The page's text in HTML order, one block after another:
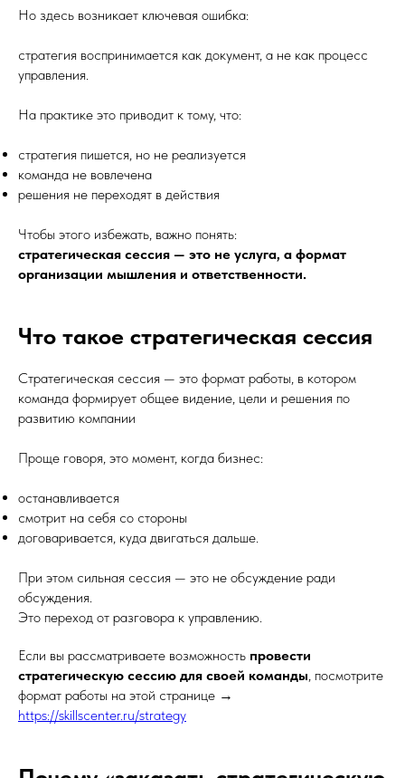
Но здесь возникает ключевая ошибка:
стратегия воспринимается как документ, а не как процесс
управления.
На практике это приводит к тому, что:
стратегия пишется, но не реализуется
команда не вовлечена
решения не переходят в действия
Чтобы этого избежать, важно понять:
стратегическая сессия — это не услуга, а формат
организации мышления и ответственности.
Что такое стратегическая сессия
Стратегическая сессия — это формат работы, в котором
команда формирует общее видение, цели и решения по
развитию компании
Проще говоря, это момент, когда бизнес:
останавливается
смотрит на себя со стороны
договаривается, куда двигаться дальше.
При этом сильная сессия — это не обсуждение ради
обсуждения.
Это переход от разговора к управлению.
Если вы рассматриваете возможность провести
стратегическую сессию для своей команды, посмотрите
формат работы на этой странице →
https://skillscenter.ru/strategy